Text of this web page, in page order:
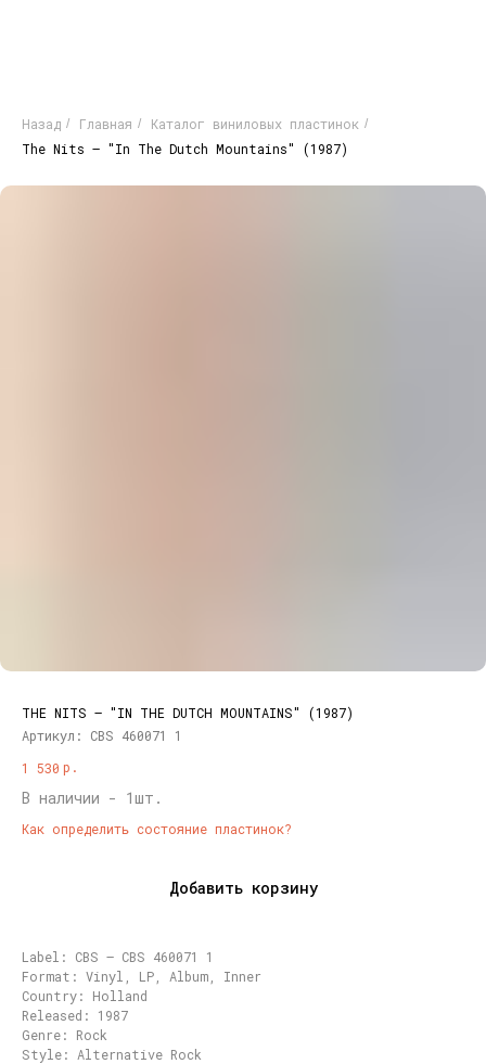
Назад / Главная / Каталог виниловых пластинок /
The Nits – "In The Dutch Mountains" (1987)
THE NITS – "IN THE DUTCH MOUNTAINS" (1987)
Артикул: CBS 460071 1
1 530 р.
В наличии - 1шт.
Как определить состояние пластинок?
Добавить корзину
Label: CBS – CBS 460071 1
Format: Vinyl, LP, Album, Inner
Country: Holland
Released: 1987
Genre: Rock
Style: Alternative Rock